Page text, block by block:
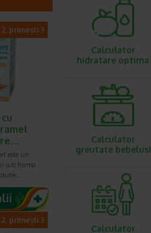
primești 3
este un
sub forma
primești 3
Calculator
hidratare optima
Calculator
greutate bebelusi
Calculator